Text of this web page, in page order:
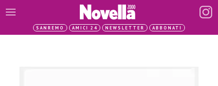
SANREMO AMICI 24 NEWSLETTER ABBONATI